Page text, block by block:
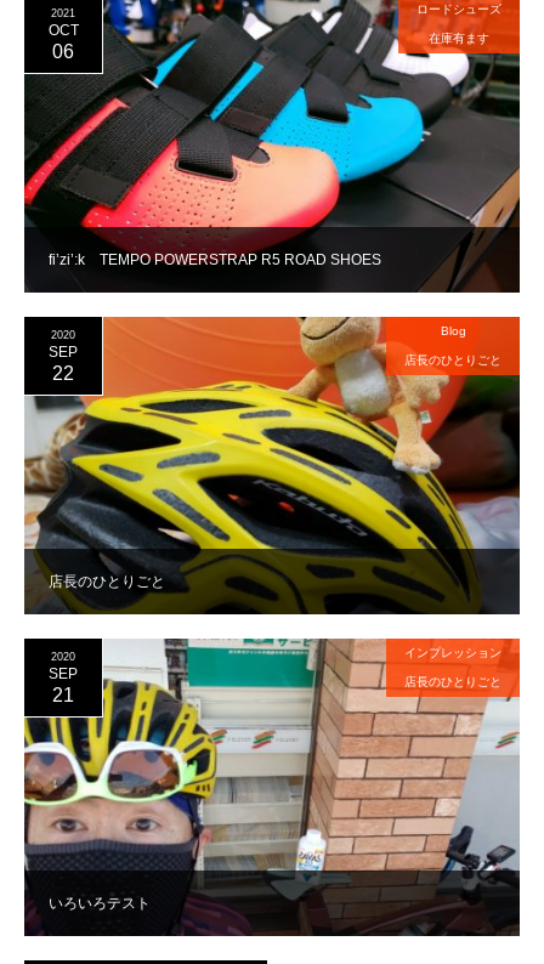
fi’zi’:k TEMPO POWERSTRAP R5 ROAD SHOES
2021
OCT
06
ロードシューズ
在庫有ます
店長のひとりごと
2020
SEP
22
Blog
店長のひとりごと
いろいろテスト
2020
SEP
21
インプレッション
店長のひとりごと